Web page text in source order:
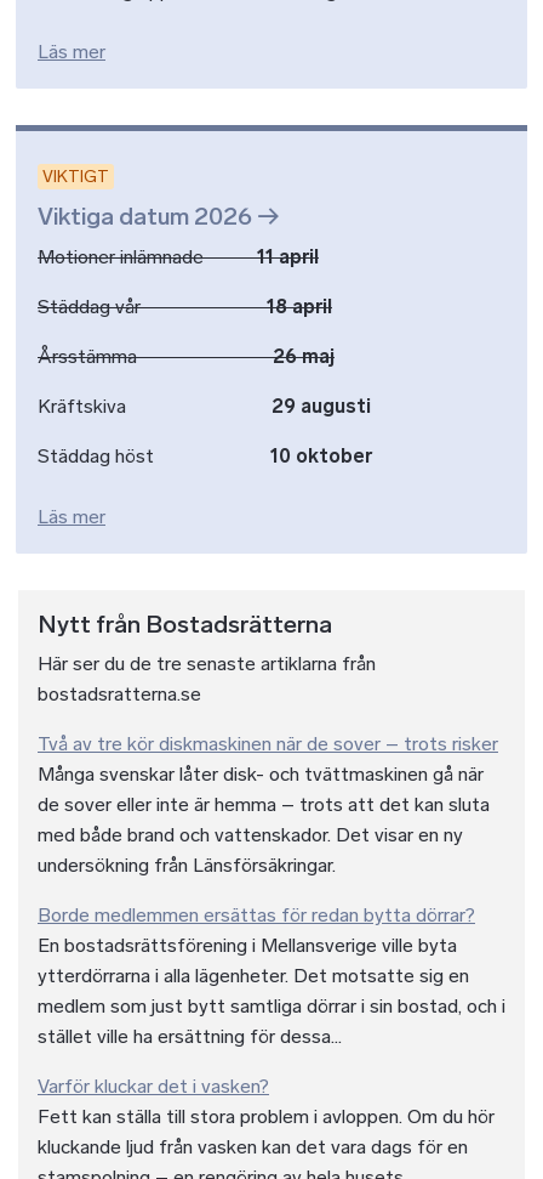
Läs mer
VIKTIGT
Viktiga datum 2026
Motioner inlämnade 11 april
Städdag vår 18 april
Årsstämma 26 maj
Kräftskiva 29 augusti
Städdag höst 10 oktober
Läs mer
Nytt från Bostadsrätterna
Här ser du de tre senaste artiklarna från
bostadsratterna.se
Två av tre kör diskmaskinen när de sover – trots risker
Många svenskar låter disk- och tvättmaskinen gå när
de sover eller inte är hemma – trots att det kan sluta
med både brand och vattenskador. Det visar en ny
undersökning från Länsförsäkringar.
Borde medlemmen ersättas för redan bytta dörrar?
En bostadsrättsförening i Mellansverige ville byta
ytterdörrarna i alla lägenheter. Det motsatte sig en
medlem som just bytt samtliga dörrar i sin bostad, och i
stället ville ha ersättning för dessa...
Varför kluckar det i vasken?
Fett kan ställa till stora problem i avloppen. Om du hör
kluckande ljud från vasken kan det vara dags för en